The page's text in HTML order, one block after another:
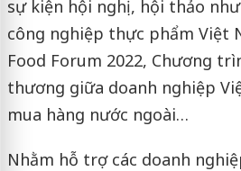
sự kiện hội nghị, hội thảo
công nghiệp thực phẩm Việt
Food Forum 2022, Chương
thương giữa doanh nghiệp
mua hàng nước ngoài…
Nhằm hỗ trợ các doanh